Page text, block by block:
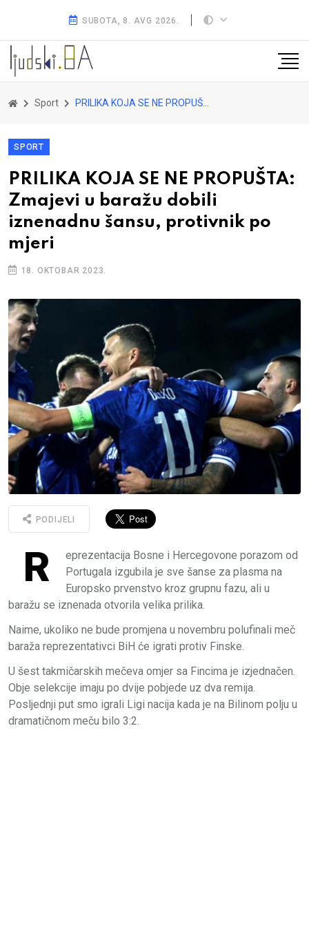
SUBOTA, 8. AVG 2026.
Sport PRILIKA KOJA SE NE PROPUŠTA: Zmajevi u baražu dobili iznenadnu šansu, protivnik po mjeri
SPORT
PRILIKA KOJA SE NE PROPUŠTA:
Zmajevi u baražu dobili
iznenadnu šansu, protivnik po
mjeri
18. OKTOBAR 2023.
PODIJELI
R
eprezentacija Bosne i Hercegovone porazom od
Portugala izgubila je sve šanse za plasma na
Europsko prvenstvo kroz grupnu fazu, ali u
baražu se iznenada otvorila velika prilika.
Naime, ukoliko ne bude promjena u novembru polufinali meč
baraža reprezentativci BiH će igrati protiv Finske.
U šest takmičarskih mečeva omjer sa Fincima je izjednačen.
Obje selekcije imaju po dvije pobjede uz dva remija.
Posljednji put smo igrali Ligi nacija kada je na Bilinom polju u
dramatičnom meču bilo 3:2.